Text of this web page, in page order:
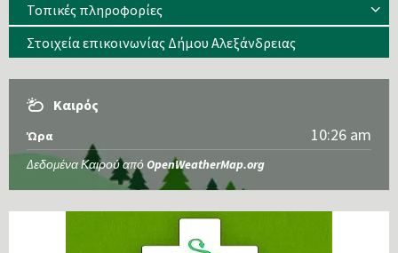
Τοπικές πληροφορίες
Στοιχεία επικοινωνίας Δήμου Αλεξάνδρειας
Καιρός
Ώρα 10:26 am
Δεδομένα Καιρού από OpenWeatherMap.org